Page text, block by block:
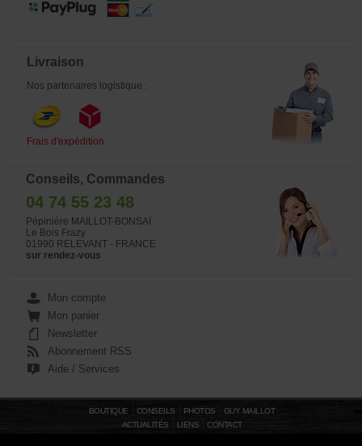
Livraison
Nos partenaires logistique :
Frais d'expédition
Conseils, Commandes
04 74 55 23 48
Pépinière MAILLOT-BONSAÏ
Le Bois Frazy
01990 RELEVANT - FRANCE
sur rendez-vous
Mon compte
Mon panier
Newsletter
Abonnement RSS
Aide / Services
BOUTIQUE CONSEILS PHOTOS
GUY MAILLOT
ACTUALITÉS
LIENS CONTACT